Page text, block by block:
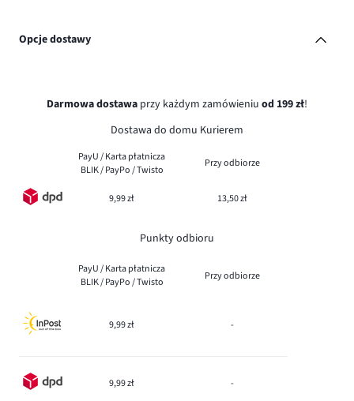
Opcje dostawy
Darmowa dostawa przy każdym zamówieniu od 199 zł!
Dostawa do domu Kurierem
PayU / Karta płatnicza
BLIK / PayPo / Twisto
Przy odbiorze
9,99 zł 13,50 zł
Punkty odbioru
PayU / Karta płatnicza
BLIK / PayPo / Twisto
Przy odbiorze
9,99 zł -
9,99 zł -